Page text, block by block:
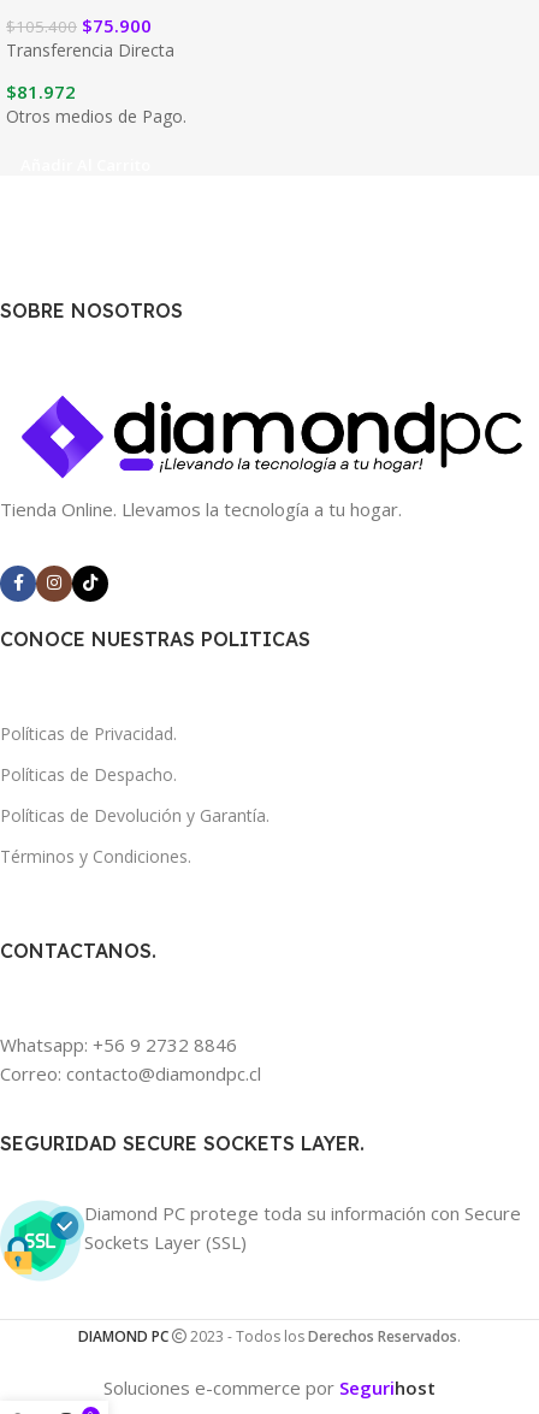
$105.400 $75.900
Transferencia Directa
$81.972
Otros medios de Pago.
SOBRE NOSOTROS
Tienda Online. Llevamos la tecnología a tu hogar.
CONOCE NUESTRAS POLITICAS
Políticas de Privacidad.
Políticas de Despacho.
Políticas de Devolución y Garantía.
Términos y Condiciones.
CONTACTANOS.
Whatsapp: +56 9 2732 8846
Correo: contacto@diamondpc.cl
SEGURIDAD SECURE SOCKETS LAYER.
Diamond PC protege toda su información con Secure
Sockets Layer (SSL)
DIAMOND PC 2023 - Todos losDerechos Reservados.
Soluciones e-commerce por Segurihost